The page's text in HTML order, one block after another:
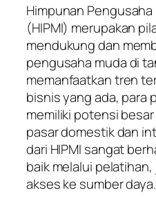
Himpunan
(HIPMI) merupakan
mendukung dan
pengusaha muda di
memanfaatkan tren
bisnis yang ada, para
memiliki potensi
pasar domestik dan
dari HIPMI sangat
baik melalui
akses ke sumber daya.